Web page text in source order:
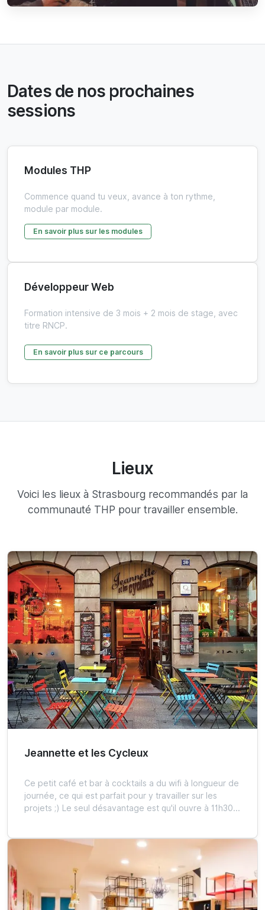
Dates de nos prochaines
sessions
Modules THP
Commence quand tu veux, avance à ton rythme,
module par module.
En savoir plus sur les modules
Développeur Web
Formation intensive de 3 mois + 2 mois de stage, avec
titre RNCP.
En savoir plus sur ce parcours
Lieux
Voici les lieux à Strasbourg recommandés par la
communauté THP pour travailler ensemble.
Jeannette et les Cycleux
Ce petit café et bar à cocktails a du wifi à longueur de
journée, ce qui est parfait pour y travailler sur les
projets ;) Le seul désavantage est qu'il ouvre à 11h30...